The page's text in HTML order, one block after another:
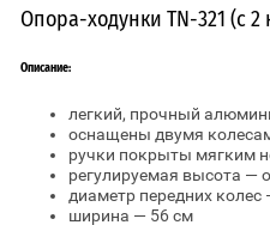
Опора-ходунки TN-321 (с 2
Описание:
легкий, прочный
оснащены двумя
ручки покрыты мягким
регулируемая высота —
диаметр передних колес
ширина — 56 см